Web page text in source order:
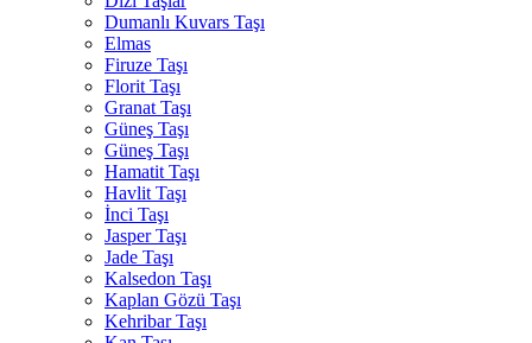
Dumanlı Kuvars Taşı
Elmas
Firuze Taşı
Florit Taşı
Granat Taşı
Güneş Taşı
Güneş Taşı
Hamatit Taşı
Havlit Taşı
İnci Taşı
Jasper Taşı
Jade Taşı
Kalsedon Taşı
Kaplan Gözü Taşı
Kehribar Taşı